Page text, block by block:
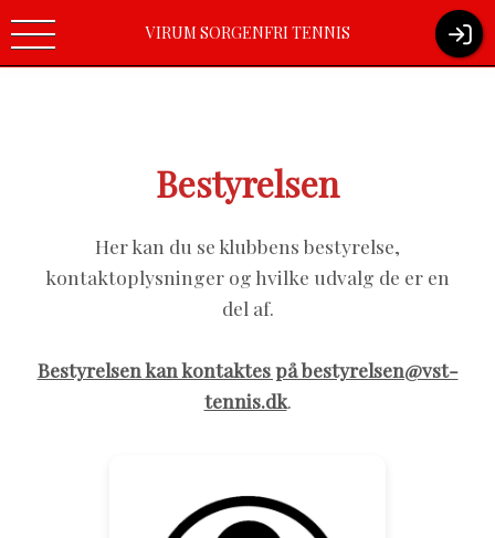
Virum-Sorgenfri Tennisklub / Boelvej 10/ 2830 Virum / Tlf.nr.
(+45) 45 85 14 32 /
VIRUM SORGENFRI TENNIS
Bestyrelsen
Her kan du se klubbens bestyrelse,
kontaktoplysninger og hvilke udvalg de er en
del af.
Bestyrelsen kan kontaktes på bestyrelsen@vst-
tennis.dk.